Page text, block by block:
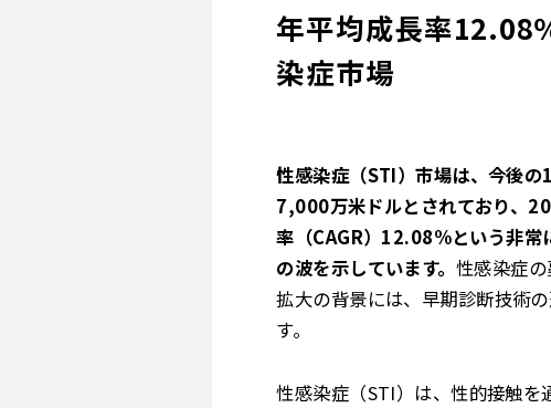
年平均成長率12.08
染症市場
性感染症（STI）市場は、今後
7,000万米ドルとされており、
率（CAGR）12.08%という非常
の波を示しています。 性感染症
拡大の背景には、早期診断技術
す。
性感染症（STI）は、性的接触を